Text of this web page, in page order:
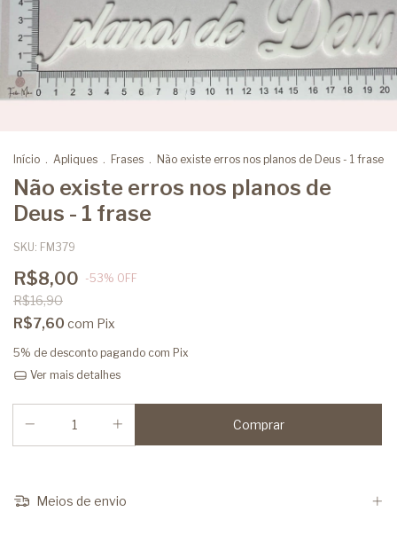
Início . Apliques . Frases . Não existe erros nos planos de Deus - 1 frase
Não existe erros nos planos de
Deus - 1 frase
SKU: FM379
R$8,00 -53% OFF
R$16,90
R$7,60 com Pix
5% de desconto pagando com Pix
Ver mais detalhes
Meios de envio